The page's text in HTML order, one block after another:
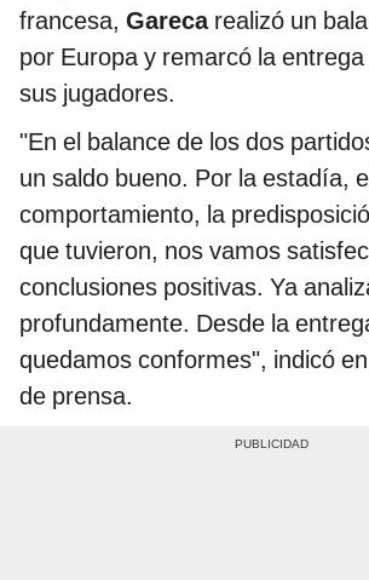
francesa, Gareca realizó un
por Europa y remarcó la
sus jugadores.
"En el balance de los dos
un saldo bueno. Por la estadía,
comportamiento, la
que tuvieron, nos vamos
conclusiones positivas. Ya
profundamente. Desde la
quedamos conformes", indicó
de prensa.